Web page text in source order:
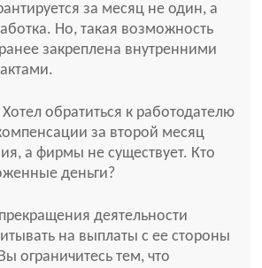
за месяц не один, а
Но, такая возможность
закреплена внутренними
Хотел обратиться к работодателю
за второй месяц
а фирмы не существует. Кто
деньги?
деятельности
на выплаты с ее стороны
ограничитесь тем, что